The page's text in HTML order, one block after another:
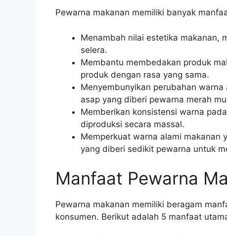
Pewarna makanan memiliki banyak
Menambah nilai estetika makanan,
selera.
Membantu membedakan produk
produk dengan rasa yang sama.
Menyembunyikan perubahan
asap yang diberi pewarna merah
Memberikan konsistensi warna
diproduksi secara massal.
Memperkuat warna alami makanan
yang diberi sedikit pewarna untuk
Manfaat Pewarna
Pewarna makanan memiliki beragam
konsumen. Berikut adalah 5 manfaat